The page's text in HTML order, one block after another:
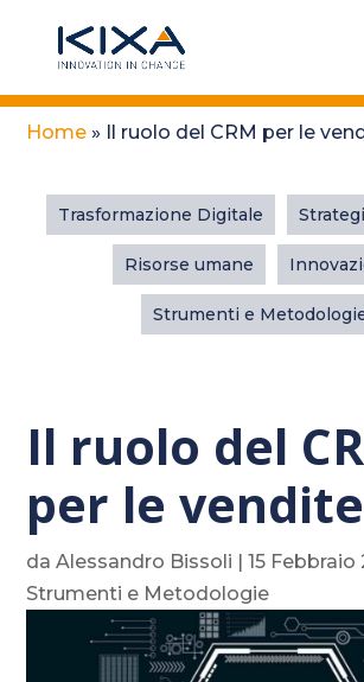
Home » Il ruolo del CRM per le
Trasformazione Digitale
Risorse umane
Strumenti e
Il ruolo del
per le vendite
daAlessandro Bissoli |15 Febbraio
Strumenti e Metodologie